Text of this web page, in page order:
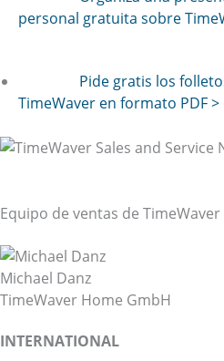
personal gratuita sobre
Pide gratis los
TimeWaver en formato PDF >
Equipo de ventas de TimeWaver
Michael Danz
TimeWaver Home GmbH
INTERNATIONAL